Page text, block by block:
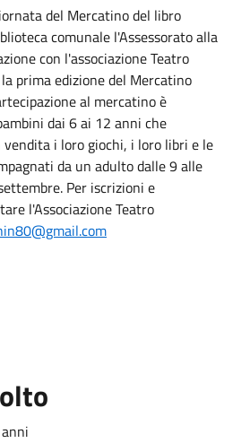
del Mercatino del libro
comunale l'Assessorato alla
con l'associazione Teatro
prima edizione del Mercatino
al mercatino è
dai 6 ai 12 anni che
i loro giochi, i loro libri e le
da un adulto dalle 9 alle
Per iscrizioni e
l'Associazione Teatro